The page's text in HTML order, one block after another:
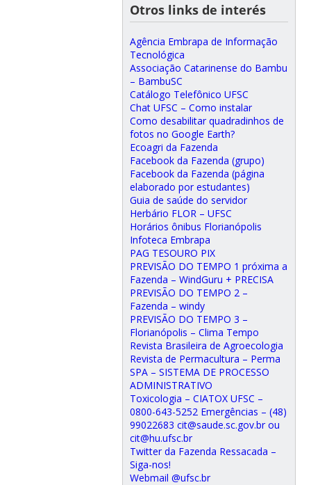
Otros links de interés
Agência Embrapa de Informação
Tecnológica
Associação Catarinense do Bambu
– BambuSC
Catálogo Telefônico UFSC
Chat UFSC – Como instalar
Como desabilitar quadradinhos de
fotos no Google Earth?
Ecoagri da Fazenda
Facebook da Fazenda (grupo)
Facebook da Fazenda (página
elaborado por estudantes)
Guia de saúde do servidor
Herbário FLOR – UFSC
Horários ônibus Florianópolis
Infoteca Embrapa
PAG TESOURO PIX
PREVISÃO DO TEMPO 1 próxima a
Fazenda – WindGuru + PRECISA
PREVISÃO DO TEMPO 2 –
Fazenda – windy
PREVISÃO DO TEMPO 3 –
Florianópolis – Clima Tempo
Revista Brasileira de Agroecologia
Revista de Permacultura – Perma
SPA – SISTEMA DE PROCESSO
ADMINISTRATIVO
Toxicologia – CIATOX UFSC –
0800-643-5252 Emergências – (48)
99022683 cit@saude.sc.gov.br ou
cit@hu.ufsc.br
Twitter da Fazenda Ressacada –
Siga-nos!
Webmail @ufsc.br